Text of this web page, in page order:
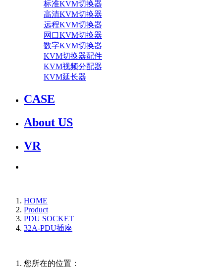
标准KVM切换器
高清KVM切换器
远程KVM切换器
网口KVM切换器
数字KVM切换器
KVM切换器配件
KVM视频分配器
KVM延长器
CASE
About US
VR
HOME
Product
PDU SOCKET
32A-PDU插座
您所在的位置：